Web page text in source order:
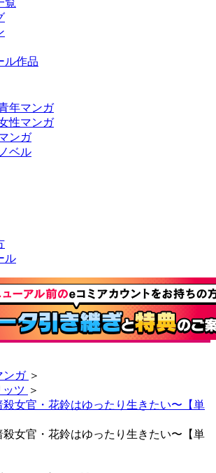
覧
ル作品
年マンガ
性マンガ
ンガ
ベル
ル
ンガ ＞
ッツ ＞
殺女官・花鈴はゆったり生きたい〜【単
殺女官・花鈴はゆったり生きたい〜【単